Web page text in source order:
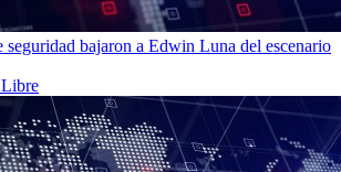
seguridad bajaron a Edwin Luna del escenario
Libre